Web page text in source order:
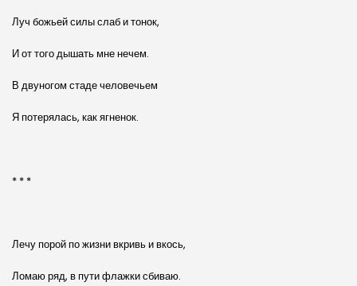
Луч божьей силы слаб и тонок,
И от того дышать мне нечем.
В двуногом стаде человечьем
Я потерялась, как ягненок.
* * *
Лечу порой по жизни вкривь и вкось,
Ломаю ряд, в пути флажки сбиваю.